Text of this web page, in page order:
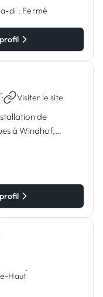
di : Fermé
· Visiter le site
de
à Windhof,
Haut
·